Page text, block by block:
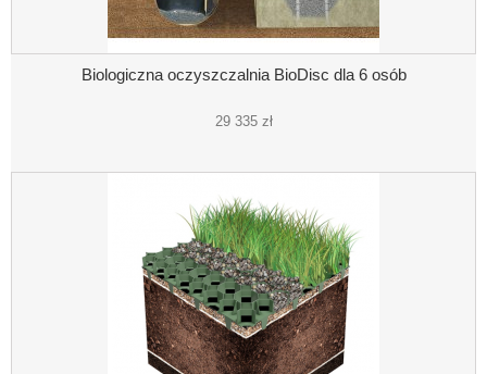
Biologiczna oczyszczalnia BioDisc dla 6 osób
29 335 zł